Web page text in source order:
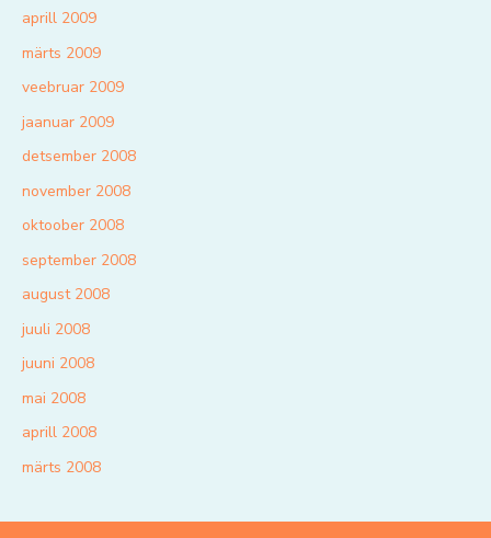
aprill 2009
märts 2009
veebruar 2009
jaanuar 2009
detsember 2008
november 2008
oktoober 2008
september 2008
august 2008
juuli 2008
juuni 2008
mai 2008
aprill 2008
märts 2008